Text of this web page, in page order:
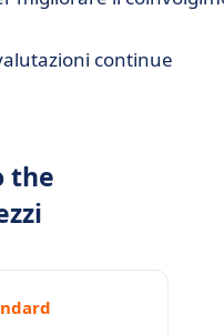
continue
the